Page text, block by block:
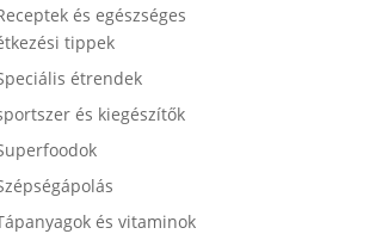
és egészséges
tippek
étrendek
és kiegészítők
és vitaminok